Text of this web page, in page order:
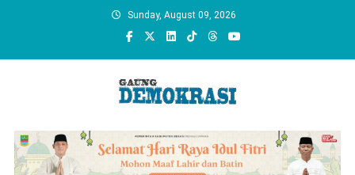
Sunday, August 09, 2026
gaungdemokrasi.com